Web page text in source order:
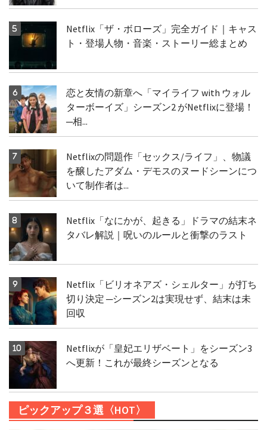
Netflix「ザ・ボローズ」完全ガイド｜キャス
ト・登場人物・音楽・ストーリー総まとめ
恋と友情の新章へ「マイライフ with ウォル
ターボーイズ」シーズン2 がNetflixに登場！
─相...
Netflixの問題作「セックス/ライフ」、物議
を醸したアダム・デモスのヌードシーンにつ
いて制作者は...
Netflix「なにかが、起きる」ドラマの結末ネ
タバレ解説｜呪いのルールと衝撃のラスト
Netflix「ビリオネアズ・シェルター」が打ち
切り決定 ─シーズン2は実現せず、結末は未
回収
Netflixが「皇妃エリザベート」をシーズン3
へ更新！これが最終シーズンとなる
ピックアップ３選〈HOT〉